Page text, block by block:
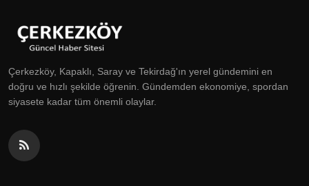
Çerkezköy, Kapaklı, Saray ve Tekirdağ'ın yerel gündemini en
doğru ve hızlı şekilde öğrenin. Gündemden ekonomiye, spordan
siyasete kadar tüm önemli olaylar.